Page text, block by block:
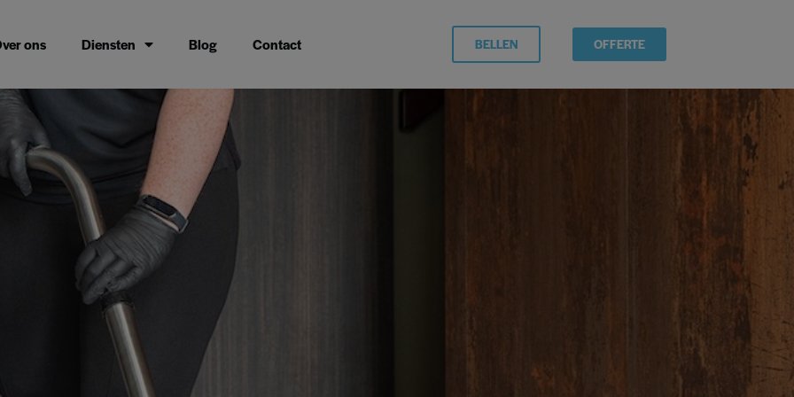
ons Diensten Blog Contact BELLEN OFFERTE